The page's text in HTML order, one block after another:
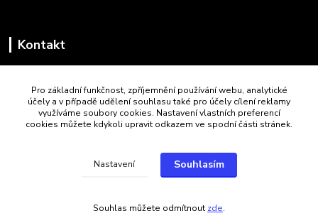
Kontakt
Po - Pá 9:00 - 16:00
jtf.luby@seznam.cz
Pro základní funkčnost, zpříjemnění používání webu, analytické
účely a v případě udělení souhlasu také pro účely cílení reklamy
využíváme soubory cookies. Nastavení vlastních preferencí
cookies můžete kdykoli upravit odkazem ve spodní části stránek.
Nastavení Souhlasím
Souhlas můžete odmítnout zde.